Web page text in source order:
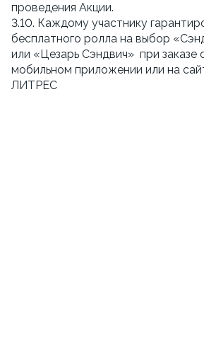
проведения Акции.
3.10. Каждому участнику
бесплатного ролла на выбор
или «Цезарь Сэндвич» при заказе
мобильном приложении или на
ЛИТРЕС